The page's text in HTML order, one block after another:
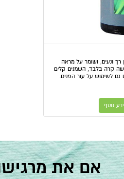
ונעים, ושומר על מראה
קרה בלבד, השמנים קלים
גם לשימוש על עור הפנים.
נוסף
אם את